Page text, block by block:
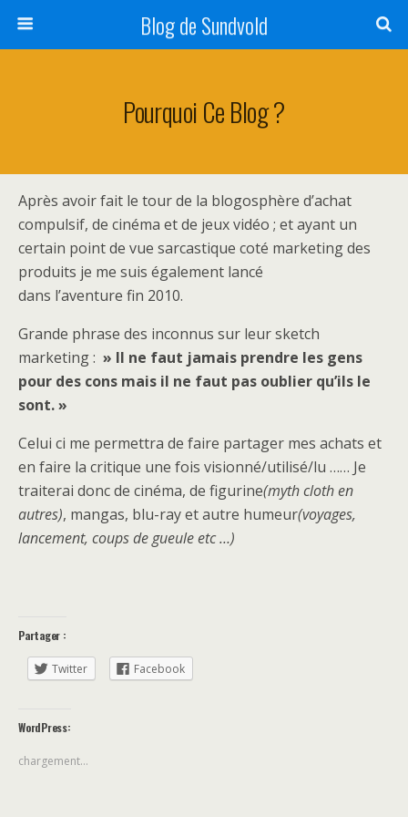
Blog de Sundvold
Pourquoi Ce Blog ?
Après avoir fait le tour de la blogosphère d’achat
compulsif, de cinéma et de jeux vidéo ; et ayant un
certain point de vue sarcastique coté marketing des
produits je me suis également lancé
dans l’aventure fin 2010.
Grande phrase des inconnus sur leur sketch
marketing : » Il ne faut jamais prendre les gens
pour des cons mais il ne faut pas oublier qu’ils le
sont. »
Celui ci me permettra de faire partager mes achats et
en faire la critique une fois visionné/utilisé/lu …… Je
traiterai donc de cinéma, de figurine(myth cloth en
autres), mangas, blu-ray et autre humeur(voyages,
lancement, coups de gueule etc …)
Partager :
Twitter Facebook
WordPress:
chargement…